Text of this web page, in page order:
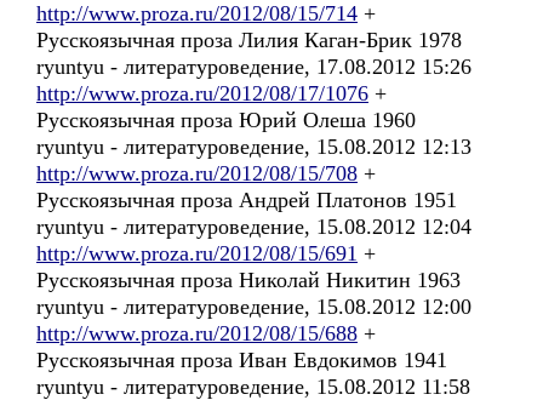
http://www.proza.ru/2012/08/15/714 +
Русскоязычная проза Лилия Каган-Брик 1978
ryuntyu - литературоведение, 17.08.2012 15:26
http://www.proza.ru/2012/08/17/1076 +
Русскоязычная проза Юрий Олеша 1960
ryuntyu - литературоведение, 15.08.2012 12:13
http://www.proza.ru/2012/08/15/708 +
Русскоязычная проза Андрей Платонов 1951
ryuntyu - литературоведение, 15.08.2012 12:04
http://www.proza.ru/2012/08/15/691 +
Русскоязычная проза Николай Никитин 1963
ryuntyu - литературоведение, 15.08.2012 12:00
http://www.proza.ru/2012/08/15/688 +
Русскоязычная проза Иван Евдокимов 1941
ryuntyu - литературоведение, 15.08.2012 11:58